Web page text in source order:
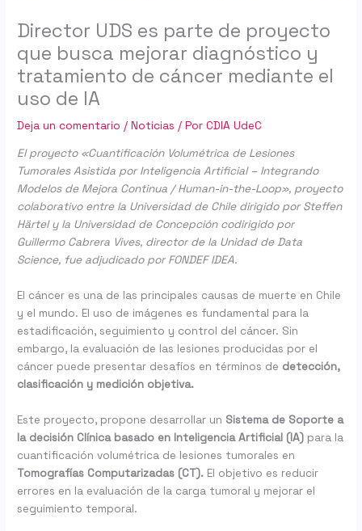
Director UDS es parte de proyecto
que busca mejorar diagnóstico y
tratamiento de cáncer mediante el
uso de IA
Deja un comentario /Noticias / PorCDIA UdeC
El proyecto «Cuantificación Volumétrica de Lesiones
Tumorales Asistida por Inteligencia Artificial – Integrando
Modelos de Mejora Continua / Human-in-the-Loop», proyecto
colaborativo entre la Universidad de Chile dirigido por Steffen
Härtel y la Universidad de Concepción codirigido por
Guillermo Cabrera Vives, director de la Unidad de Data
Science, fue adjudicado por FONDEF IDEA.
El cáncer es una de las principales causas de muerte en Chile
y el mundo. El uso de imágenes es fundamental para la
estadificación, seguimiento y control del cáncer. Sin
embargo, la evaluación de las lesiones producidas por el
cáncer puede presentar desafíos en términos de detección,
clasificación y medición objetiva.
Este proyecto, propone desarrollar un Sistema de Soporte a
la decisión Clínica basado en Inteligencia Artificial (IA) para la
cuantificación volumétrica de lesiones tumorales en
Tomografías Computarizadas (CT). El objetivo es reducir
errores en la evaluación de la carga tumoral y mejorar el
seguimiento temporal.